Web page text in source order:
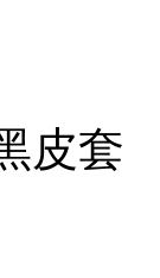
皮套